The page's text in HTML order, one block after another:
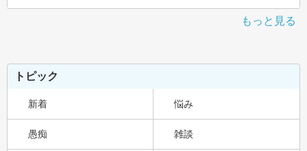
もっと見る
トピック
新着 悩み
愚痴 雑談